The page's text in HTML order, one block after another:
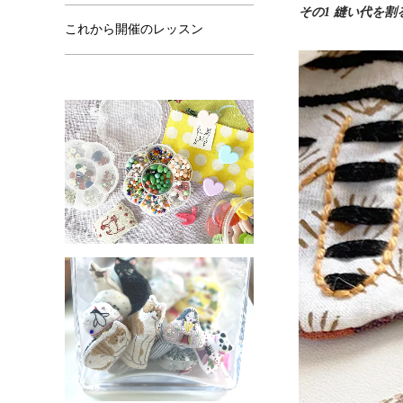
その1 縫い代を割
これから開催のレッスン